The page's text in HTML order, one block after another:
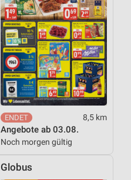
8,5 km
Angebote ab 03.08.
Noch morgen gültig
Globus